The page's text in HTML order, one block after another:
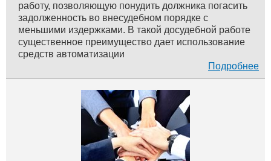
работу, позволяющую понудить должника погасить
задолженность во внесудебном порядке с
меньшими издержками. В такой досудебной работе
существенное преимущество дает использование
средств автоматизации
Подробнее